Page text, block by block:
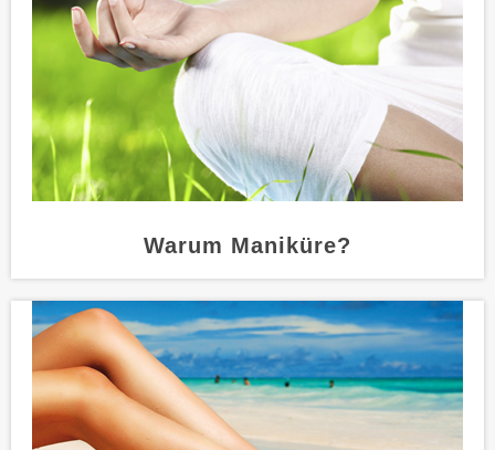
Warum Maniküre?